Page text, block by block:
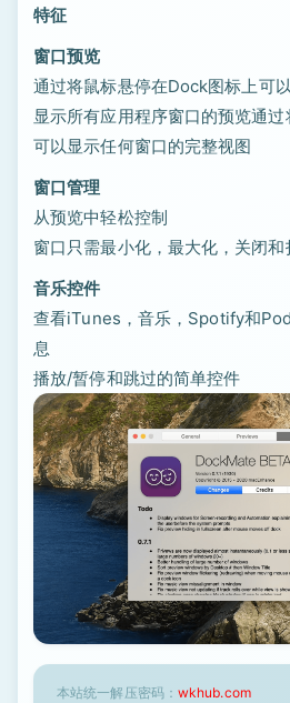
特征
窗口预览
通过将鼠标悬停在Dock图标上可以
显示所有应用程序窗口的预览通
可以显示任何窗口的完整视图
窗口管理
从预览中轻松控制
窗口只需最小化，最大化，关闭和
音乐控件
查看iTunes，音乐，Spotify和
息
播放/暂停和跳过的简单控件
本站统一解压密码： wkhub.com